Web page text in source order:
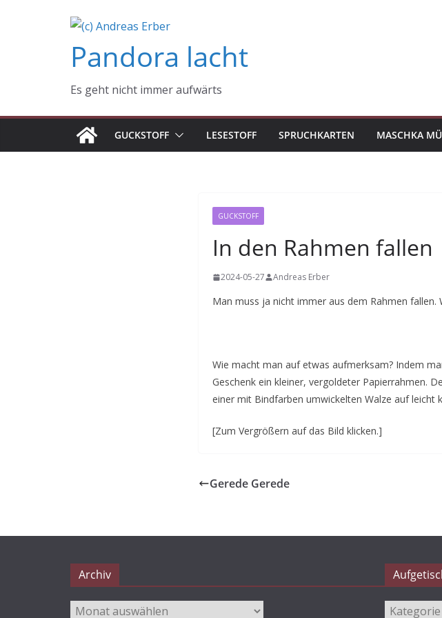
Pandora lacht
Es geht nicht immer aufwärts
GUCKSTOFF LESESTOFF SPRUCHKARTEN MASCHKA
GUCKSTOFF
In den Rahmen fallen
2024-05-27 Andreas Erber
Man muss ja nicht immer aus dem Rahmen
Wie macht man auf etwas aufmerksam? Indem
Geschenk ein kleiner, vergoldeter Papierrahmen.
einer mit Bindfarben umwickelten Walze auf leicht
[Zum Vergrößern auf das Bild klicken.]
Gerede Gerede
Archiv
Archiv Aufgetischt